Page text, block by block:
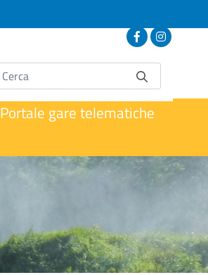
Portale gare telematiche